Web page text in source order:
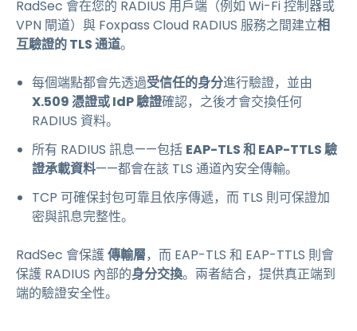
RadSec 會在您的 RADIUS 用戶端（例如 Wi-Fi 控制器或
VPN 閘道）與 Foxpass Cloud RADIUS 服務之間建立相
互驗證的 TLS 通道。
每個端點都會先透過受信任的身分進行驗證，並由
X.509 憑證或 IdP 驗證確認，之後才會交換任何
RADIUS 資料。
所有 RADIUS 訊息——包括 EAP-TLS 和 EAP-TTLS 驗
證承載資料——都會在該 TLS 通道內安全傳輸。
TCP 可確保封包可靠且依序傳遞，而 TLS 則可保證加
密與訊息完整性。
RadSec 會保護傳輸層，而 EAP-TLS 和 EAP-TTLS 則會
保護 RADIUS 內部的身分交換。兩者結合，提供真正端到
端的驗證安全性。